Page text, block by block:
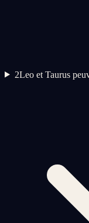
2Leo et Taurus